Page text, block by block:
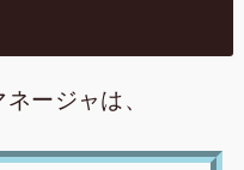
ージャは、